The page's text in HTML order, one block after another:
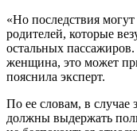
«Но последствия
родителей, которые
остальных
женщина, это может
пояснила эксперт.
По ее словам, в случае
должны выдержать